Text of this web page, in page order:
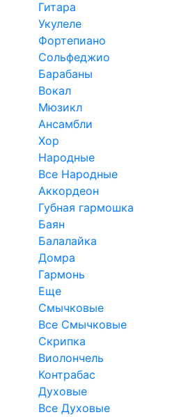
Гитара
Укулеле
Фортепиано
Сольфеджио
Барабаны
Вокал
Мюзикл
Ансамбли
Хор
Народные
Все Народные
Аккордеон
Губная гармошка
Баян
Балалайка
Домра
Гармонь
Еще
Смычковые
Все Смычковые
Скрипка
Виолончель
Контрабас
Духовые
Все Духовые